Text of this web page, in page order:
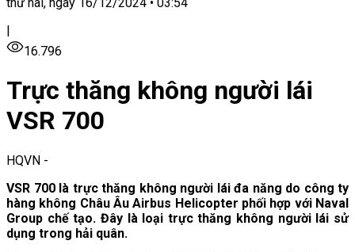
|
16.796
Trực thăng không người lái
VSR 700
HQVN -
VSR 700 là trực thăng không người lái đa năng do công ty
hàng không Châu Âu Airbus Helicopter phối hợp với Naval
Group chế tạo. Đây là loại trực thăng không người lái sử
dụng trong hải quân.